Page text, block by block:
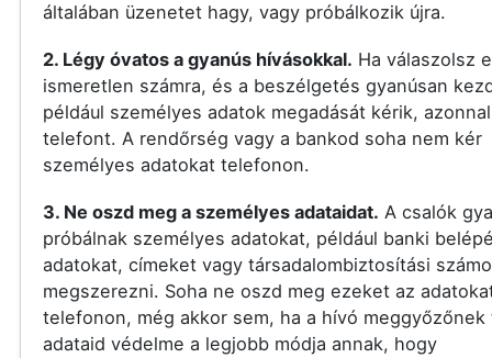
általában üzenetet hagy, vagy próbálkozik újra.
2. Légy óvatos a gyanús hívásokkal. Ha válaszolsz
ismeretlen számra, és a beszélgetés gyanúsan
például személyes adatok megadását kérik,
telefont. A rendőrség vagy a bankod soha nem kér
személyes adatokat telefonon.
3. Ne oszd meg a személyes adataidat. A csalók
próbálnak személyes adatokat, például banki
adatokat, címeket vagy társadalombiztosítási
megszerezni. Soha ne oszd meg ezeket az
telefonon, még akkor sem, ha a hívó meggyőzőnek
adataid védelme a legjobb módja annak, hogy